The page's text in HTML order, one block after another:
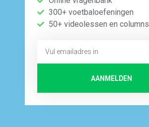
300+ voetbaloefeningen
50+ videolessen en columns
AANMELDEN